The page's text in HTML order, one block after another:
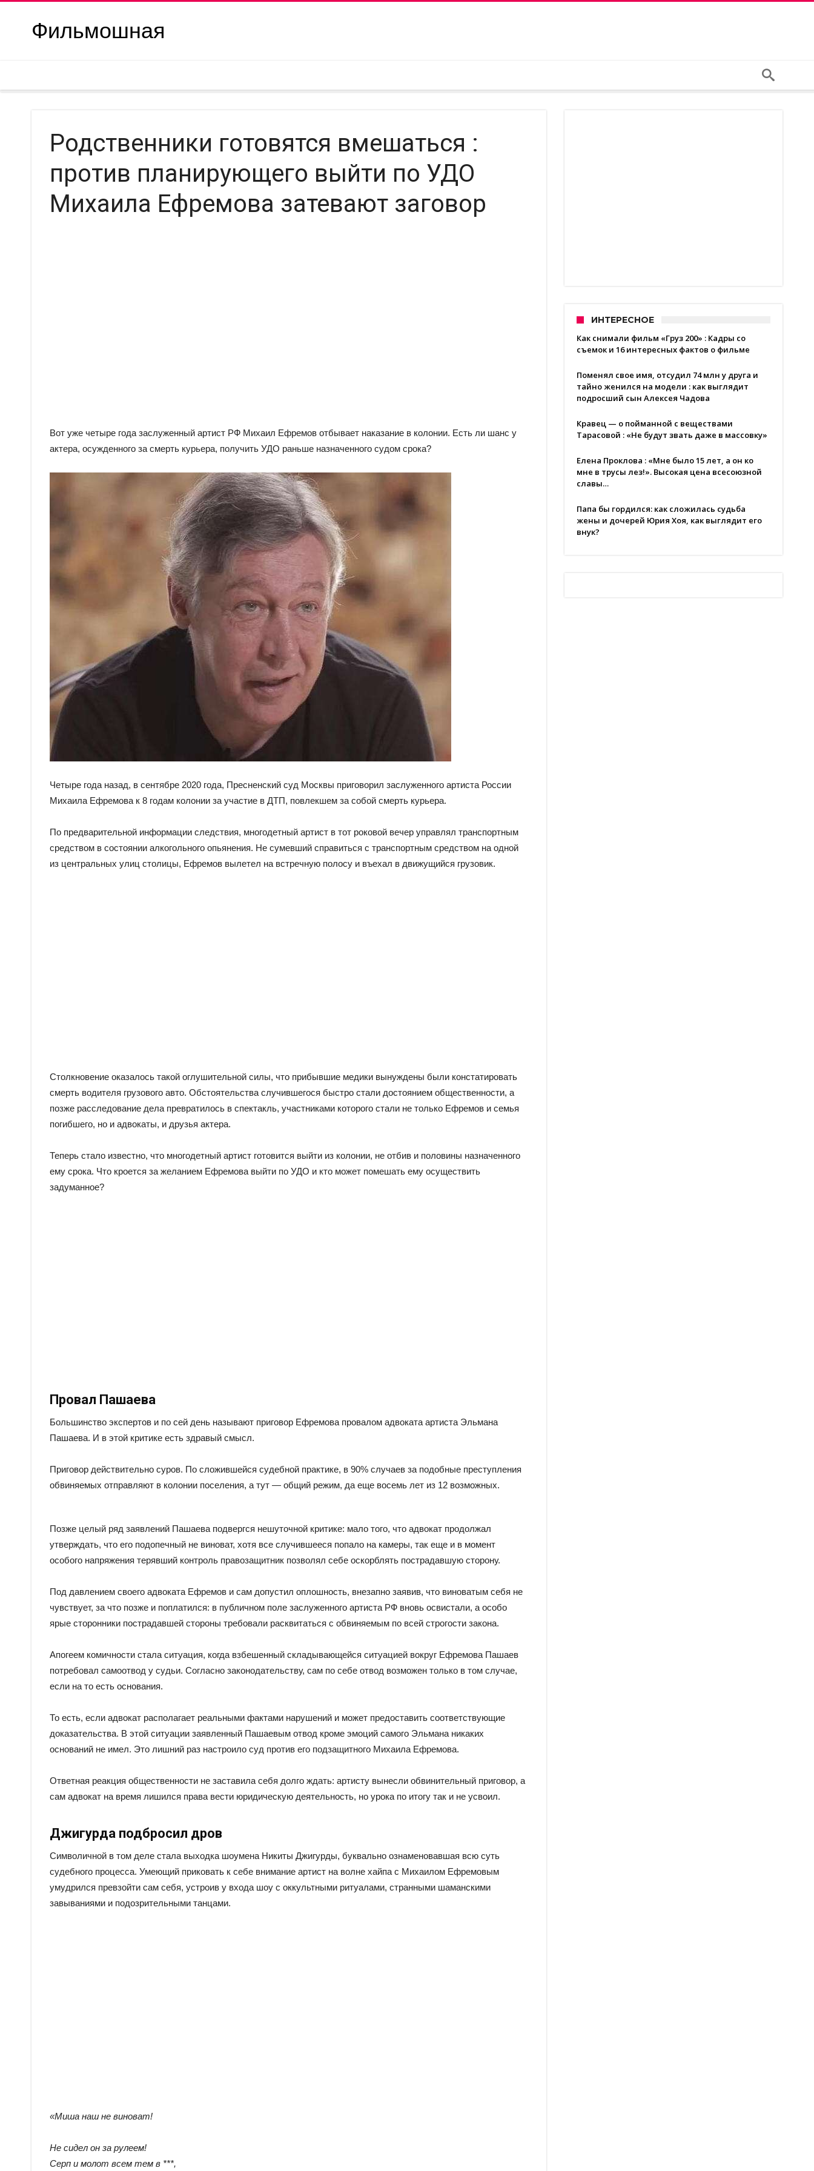
Фильмошная
Родственники готовятся вмешаться :
против планирующего выйти по УДО
Михаила Ефремова затевают заговор
Вот уже четыре года заслуженный артист РФ Михаил Ефремов отбывает наказание в колонии. Есть ли шанс у
актера, осужденного за смерть курьера, получить УДО раньше назначенного судом срока?
Четыре года назад, в сентябре 2020 года, Пресненский суд Москвы приговорил заслуженного артиста России
Михаила Ефремова к 8 годам колонии за участие в ДТП, повлекшем за собой смерть курьера.
По предварительной информации следствия, многодетный артист в тот роковой вечер управлял транспортным
средством в состоянии алкогольного опьянения. Не сумевший справиться с транспортным средством на одной
из центральных улиц столицы, Ефремов вылетел на встречную полосу и въехал в движущийся грузовик.
Столкновение оказалось такой оглушительной силы, что прибывшие медики вынуждены были констатировать
смерть водителя грузового авто. Обстоятельства случившегося быстро стали достоянием общественности, а
позже расследование дела превратилось в спектакль, участниками которого стали не только Ефремов и семья
погибшего, но и адвокаты, и друзья актера.
Теперь стало известно, что многодетный артист готовится выйти из колонии, не отбив и половины назначенного
ему срока. Что кроется за желанием Ефремова выйти по УДО и кто может помешать ему осуществить
задуманное?
Провал Пашаева
Большинство экспертов и по сей день называют приговор Ефремова провалом адвоката артиста Эльмана
Пашаева. И в этой критике есть здравый смысл.
Приговор действительно суров. По сложившейся судебной практике, в 90% случаев за подобные преступления
обвиняемых отправляют в колонии поселения, а тут — общий режим, да еще восемь лет из 12 возможных.
Позже целый ряд заявлений Пашаева подвергся нешуточной критике: мало того, что адвокат продолжал
утверждать, что его подопечный не виноват, хотя все случившееся попало на камеры, так еще и в момент
особого напряжения терявший контроль правозащитник позволял себе оскорблять пострадавшую сторону.
Под давлением своего адвоката Ефремов и сам допустил оплошность, внезапно заявив, что виноватым себя не
чувствует, за что позже и поплатился: в публичном поле заслуженного артиста РФ вновь освистали, а особо
ярые сторонники пострадавшей стороны требовали расквитаться с обвиняемым по всей строгости закона.
Апогеем комичности стала ситуация, когда взбешенный складывающейся ситуацией вокруг Ефремова Пашаев
потребовал самоотвод у судьи. Согласно законодательству, сам по себе отвод возможен только в том случае,
если на то есть основания.
То есть, если адвокат располагает реальными фактами нарушений и может предоставить соответствующие
доказательства. В этой ситуации заявленный Пашаевым отвод кроме эмоций самого Эльмана никаких
оснований не имел. Это лишний раз настроило суд против его подзащитного Михаила Ефремова.
Ответная реакция общественности не заставила себя долго ждать: артисту вынесли обвинительный приговор, а
сам адвокат на время лишился права вести юридическую деятельность, но урока по итогу так и не усвоил.
Джигурда подбросил дров
Символичной в том деле стала выходка шоумена Никиты Джигурды, буквально ознаменовавшая всю суть
судебного процесса. Умеющий приковать к себе внимание артист на волне хайпа с Михаилом Ефремовым
умудрился превзойти сам себя, устроив у входа шоу с оккультными ритуалами, странными шаманскими
завываниями и подозрительными танцами.
«Миша наш не виноват!
Не сидел он за рулеем!
Серп и молот всем тем в ***,
ИНТЕРЕСНОЕ
Как снимали фильм «Груз 200» : Кадры со
съемок и 16 интересных фактов о фильме
Поменял свое имя, отсудил 74 млн у друга и
тайно женился на модели : как выглядит
подросший сын Алексея Чадова
Кравец — о пойманной с веществами
Тарасовой : «Не будут звать даже в массовку»
Елена Проклова : «Мне было 15 лет, а он ко
мне в трусы лез!». Высокая цена всесоюзной
славы…
Папа бы гордился: как сложилась судьба
жены и дочерей Юрия Хоя, как выглядит его
внук?